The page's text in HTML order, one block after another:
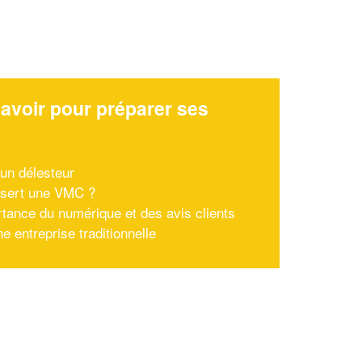
pour préparer ses
délesteur
une VMC ?
du numérique et des avis clients
entreprise traditionnelle